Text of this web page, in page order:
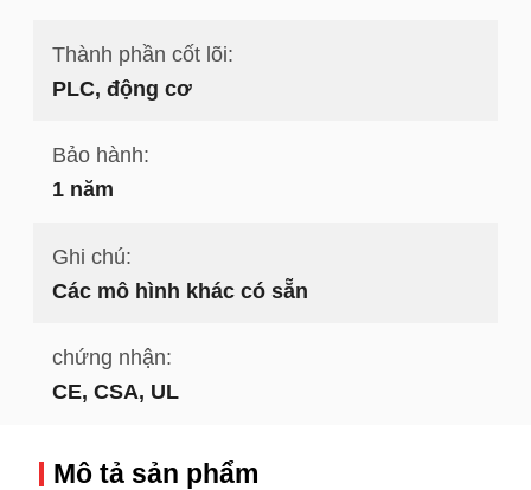
Thành phần cốt lõi:
PLC, động cơ
Bảo hành:
1 năm
Ghi chú:
Các mô hình khác có sẵn
chứng nhận:
CE, CSA, UL
Mô tả sản phẩm